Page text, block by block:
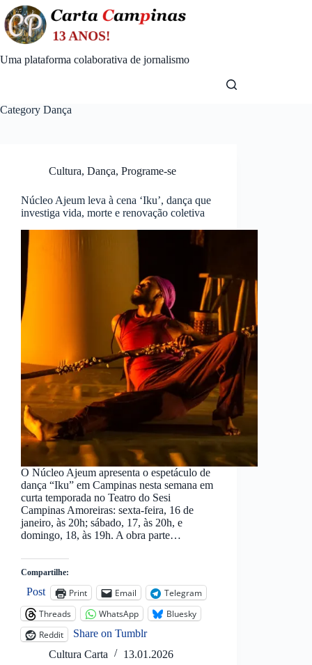
Skip
to
content
Uma plataforma colaborativa de jornalismo
Category Dança
Cultura, Dança, Programe-se
Núcleo Ajeum leva à cena ‘Iku’, dança que
investiga vida, morte e renovação coletiva
O Núcleo Ajeum apresenta o espetáculo de
dança “Iku” em Campinas nesta semana em
curta temporada no Teatro do Sesi
Campinas Amoreiras: sexta-feira, 16 de
janeiro, às 20h; sábado, 17, às 20h, e
domingo, 18, às 19h. A obra parte…
Compartilhe:
Post Print Email
Telegram
Threads
WhatsApp
Bluesky
Reddit
Share on Tumblr
Cultura Carta
13.01.2026